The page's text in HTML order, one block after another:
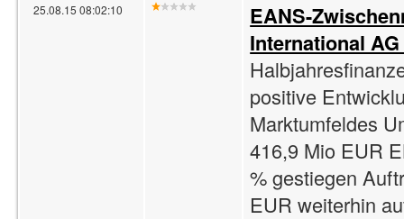
25.08.15 08:02:10
EANS-
International
positive
Marktumfeldes
416,9 Mio EUR
% gestiegen
EUR weiterhin